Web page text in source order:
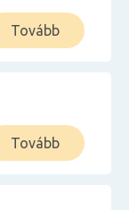
Tovább
Tovább